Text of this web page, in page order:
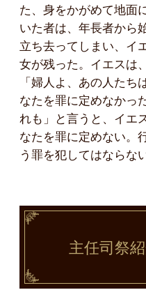
た、身をかがめて地面
いた者は、年長者から
立ち去ってしまい、イ
女が残った。イエスは
「婦人よ、あの人たち
なたを罪に定めなかっ
れも」と言うと、イエ
なたを罪に定めない。
う罪を犯してはならな
主任司祭